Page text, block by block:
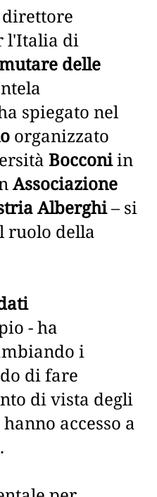
l'Italia di
delle
spiegato nel
organizzato
Bocconiin
Associazione
Alberghi– si
ruolo della
- ha
i
di fare
di vista degli
accesso a